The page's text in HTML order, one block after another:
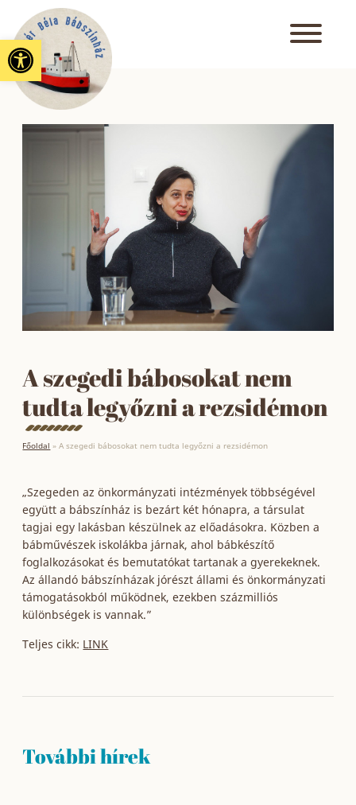
Eszköztár megnyitása
A szegedi bábosokat nem
tudta legyőzni a rezsidémon
Főoldal »A szegedi bábosokat nem tudta legyőzni a rezsidémon
„Szegeden az önkormányzati intézmények többségével
együtt a bábszínház is bezárt két hónapra, a társulat
tagjai egy lakásban készülnek az előadásokra. Közben a
bábművészek iskolákba járnak, ahol bábkészítő
foglalkozásokat és bemutatókat tartanak a gyerekeknek.
Az állandó bábszínházak jórészt állami és önkormányzati
támogatásokból működnek, ezekben százmilliós
különbségek is vannak.”
Teljes cikk: LINK
További hírek